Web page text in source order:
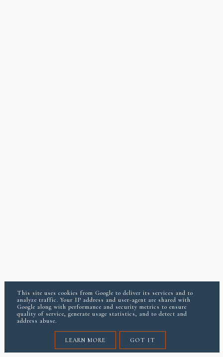
This site uses cookies from Google to deliver its services and to
analyze traffic. Your IP address and user-agent are shared with
Google along with performance and security metrics to ensure
quality of service, generate usage statistics, and to detect and
address abuse.
LEARN MORE GOT IT